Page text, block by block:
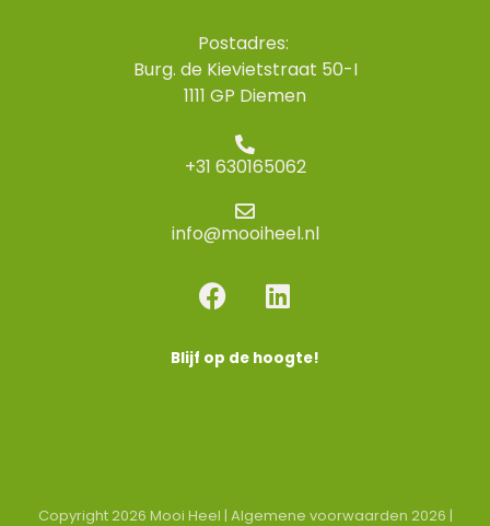
Postadres:
Burg. de Kievietstraat 50-I
1111 GP Diemen
+31 630165062
info@mooiheel.nl
F
a
e
L
i
k
Blijf op de hoogte!
Copyright 2026 Mooi Heel | Algemene voorwaarden 2026 |